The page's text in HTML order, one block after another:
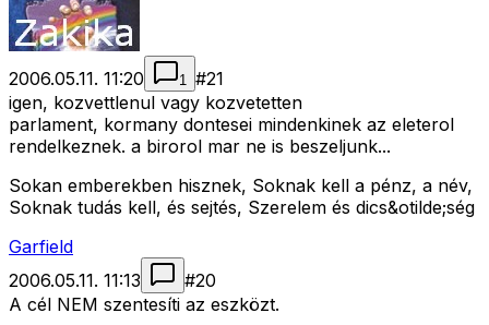
2006.05.11. 11:20 1 #21
igen, kozvettlenul vagy kozvetetten
parlament, kormany dontesei mindenkinek az eleterol
rendelkeznek. a birorol mar ne is beszeljunk...
Sokan emberekben hisznek, Soknak kell a pénz, a név,
Soknak tudás kell, és sejtés, Szerelem és dics&otilde;ség
Garfield
2006.05.11. 11:13
#20
A cél NEM szentesíti az eszközt.